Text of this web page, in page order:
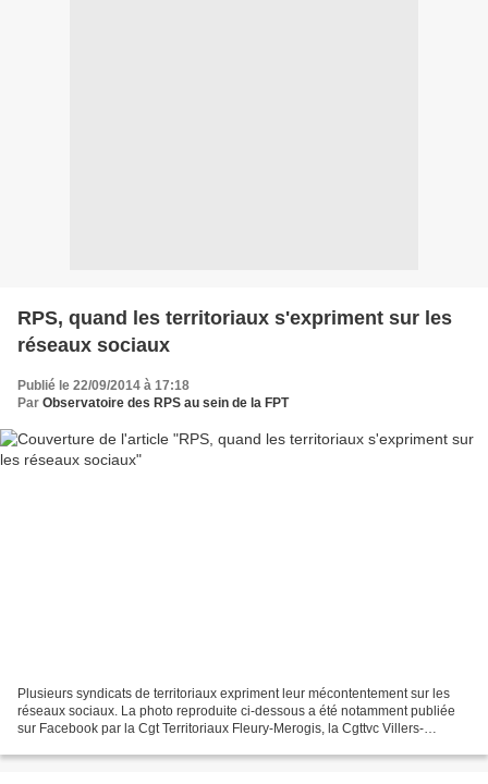
RPS, quand les territoriaux s'expriment sur les
réseaux sociaux
Publié le 22/09/2014 à 17:18
Par Observatoire des RPS au sein de la FPT
Plusieurs syndicats de territoriaux expriment leur mécontentement sur les
réseaux sociaux. La photo reproduite ci-dessous a été notamment publiée
sur Facebook par la Cgt Territoriaux Fleury-Merogis, la Cgttvc Villers-